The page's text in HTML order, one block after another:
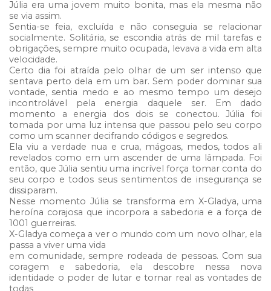
Júlia era uma jovem muito bonita, mas ela mesma não
se via assim.
Sentia-se feia, excluída e não conseguia se relacionar
socialmente. Solitária, se escondia atrás de mil tarefas e
obrigações, sempre muito ocupada, levava a vida em alta
velocidade.
Certo dia foi atraída pelo olhar de um ser intenso que
sentava perto dela em um bar. Sem poder dominar sua
vontade, sentia medo e ao mesmo tempo um desejo
incontrolável pela energia daquele ser. Em dado
momento a energia dos dois se conectou. Júlia foi
tomada por uma luz intensa que passou pelo seu corpo
como um scanner decifrando códigos e segredos.
Ela viu a verdade nua e crua, mágoas, medos, todos ali
revelados como em um ascender de uma lâmpada. Foi
então, que Júlia sentiu uma incrível força tomar conta do
seu corpo e todos seus sentimentos de insegurança se
dissiparam.
Nesse momento Júlia se transforma em X-Gladya, uma
heroína corajosa que incorpora a sabedoria e a força de
1001 guerreiras.
X-Gladya começa a ver o mundo com um novo olhar, ela
passa a viver uma vida
em comunidade, sempre rodeada de pessoas. Com sua
coragem e sabedoria, ela descobre nessa nova
identidade o poder de lutar e tornar real as vontades de
todas